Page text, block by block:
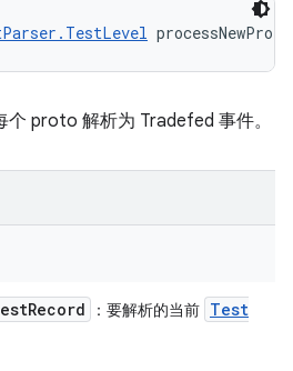
proto 解析为 Tradefed 事件。
Record ：要解析的当前 Test